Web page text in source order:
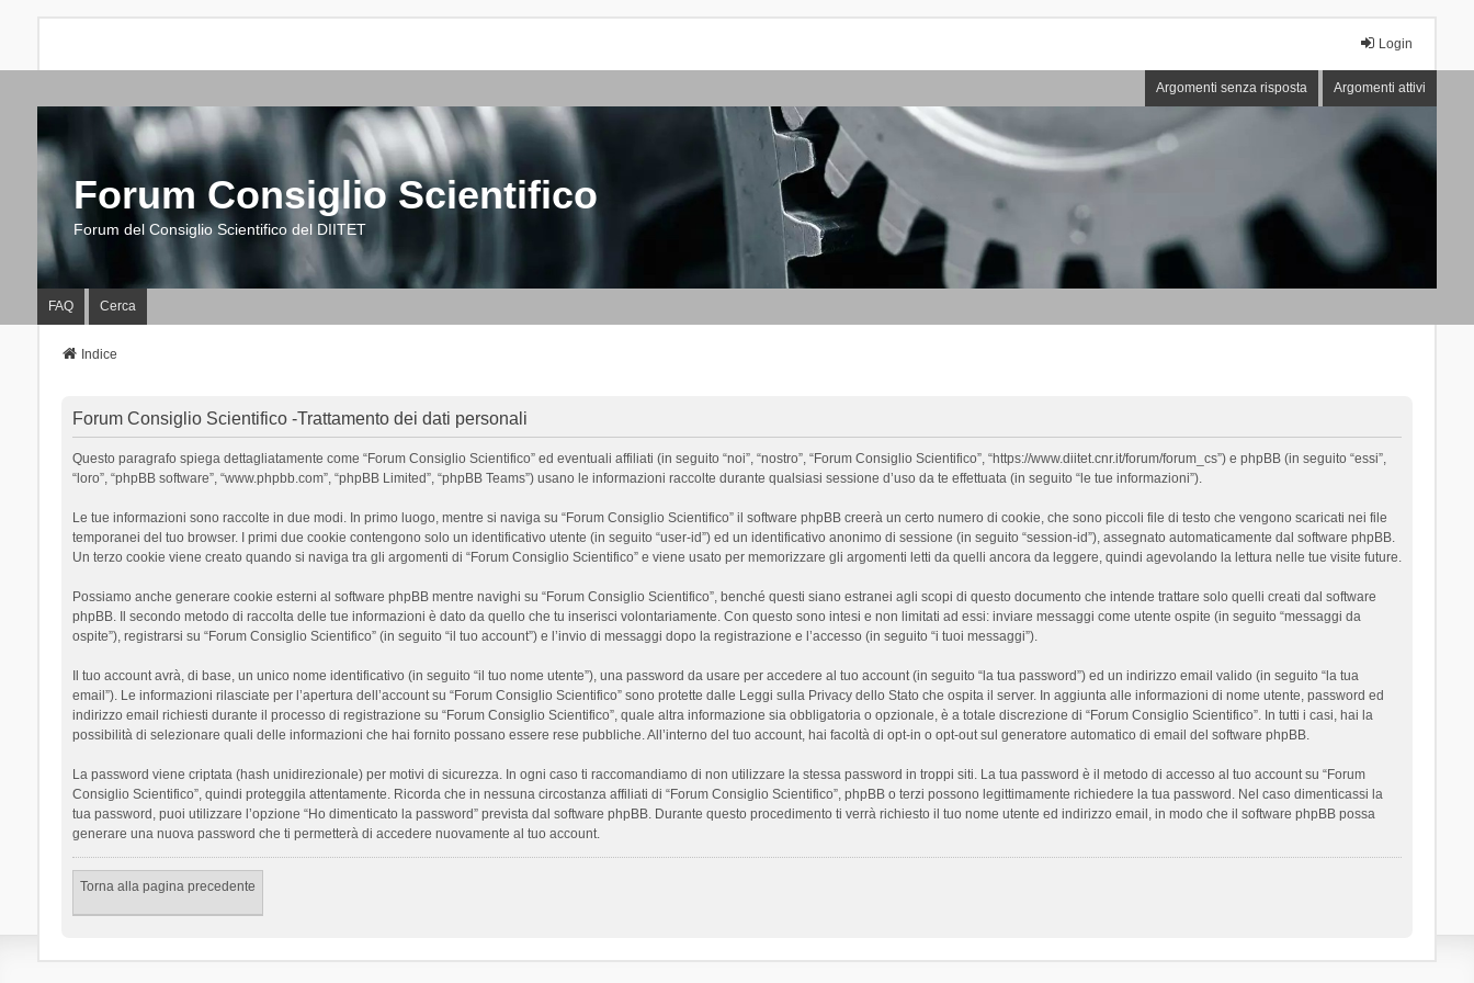
Login
Argomenti senza risposta Argomenti attivi
Forum Consiglio Scientifico
Forum del Consiglio Scientifico del DIITET
FAQ Cerca
Indice
Forum Consiglio Scientifico -Trattamento dei dati personali
Questo paragrafo spiega dettagliatamente come “Forum Consiglio Scientifico” ed eventuali affiliati (in seguito “noi”, “nostro”, “Forum Consiglio Scientifico”, “https://www.diitet.cnr.it/forum/forum_cs”) e phpBB (in seguito “essi”,
“loro”, “phpBB software”, “www.phpbb.com”, “phpBB Limited”, “phpBB Teams”) usano le informazioni raccolte durante qualsiasi sessione d’uso da te effettuata (in seguito “le tue informazioni”).
Le tue informazioni sono raccolte in due modi. In primo luogo, mentre si naviga su “Forum Consiglio Scientifico” il software phpBB creerà un certo numero di cookie, che sono piccoli file di testo che vengono scaricati nei file
temporanei del tuo browser. I primi due cookie contengono solo un identificativo utente (in seguito “user-id”) ed un identificativo anonimo di sessione (in seguito “session-id”), assegnato automaticamente dal software phpBB.
Un terzo cookie viene creato quando si naviga tra gli argomenti di “Forum Consiglio Scientifico” e viene usato per memorizzare gli argomenti letti da quelli ancora da leggere, quindi agevolando la lettura nelle tue visite future.
Possiamo anche generare cookie esterni al software phpBB mentre navighi su “Forum Consiglio Scientifico”, benché questi siano estranei agli scopi di questo documento che intende trattare solo quelli creati dal software
phpBB. Il secondo metodo di raccolta delle tue informazioni è dato da quello che tu inserisci volontariamente. Con questo sono intesi e non limitati ad essi: inviare messaggi come utente ospite (in seguito “messaggi da
ospite”), registrarsi su “Forum Consiglio Scientifico” (in seguito “il tuo account”) e l’invio di messaggi dopo la registrazione e l’accesso (in seguito “i tuoi messaggi”).
Il tuo account avrà, di base, un unico nome identificativo (in seguito “il tuo nome utente”), una password da usare per accedere al tuo account (in seguito “la tua password”) ed un indirizzo email valido (in seguito “la tua
email”). Le informazioni rilasciate per l’apertura dell’account su “Forum Consiglio Scientifico” sono protette dalle Leggi sulla Privacy dello Stato che ospita il server. In aggiunta alle informazioni di nome utente, password ed
indirizzo email richiesti durante il processo di registrazione su “Forum Consiglio Scientifico”, quale altra informazione sia obbligatoria o opzionale, è a totale discrezione di “Forum Consiglio Scientifico”. In tutti i casi, hai la
possibilità di selezionare quali delle informazioni che hai fornito possano essere rese pubbliche. All’interno del tuo account, hai facoltà di opt-in o opt-out sul generatore automatico di email del software phpBB.
La password viene criptata (hash unidirezionale) per motivi di sicurezza. In ogni caso ti raccomandiamo di non utilizzare la stessa password in troppi siti. La tua password è il metodo di accesso al tuo account su “Forum
Consiglio Scientifico”, quindi proteggila attentamente. Ricorda che in nessuna circostanza affiliati di “Forum Consiglio Scientifico”, phpBB o terzi possono legittimamente richiedere la tua password. Nel caso dimenticassi la
tua password, puoi utilizzare l’opzione “Ho dimenticato la password” prevista dal software phpBB. Durante questo procedimento ti verrà richiesto il tuo nome utente ed indirizzo email, in modo che il software phpBB possa
generare una nuova password che ti permetterà di accedere nuovamente al tuo account.
Torna alla pagina precedente